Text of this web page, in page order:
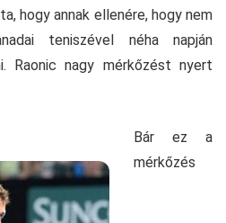
hogy annak ellenére, hogy nem
teniszével néha napján
Raonic nagy mérkőzést nyert
Bár ez a
mérkőzés